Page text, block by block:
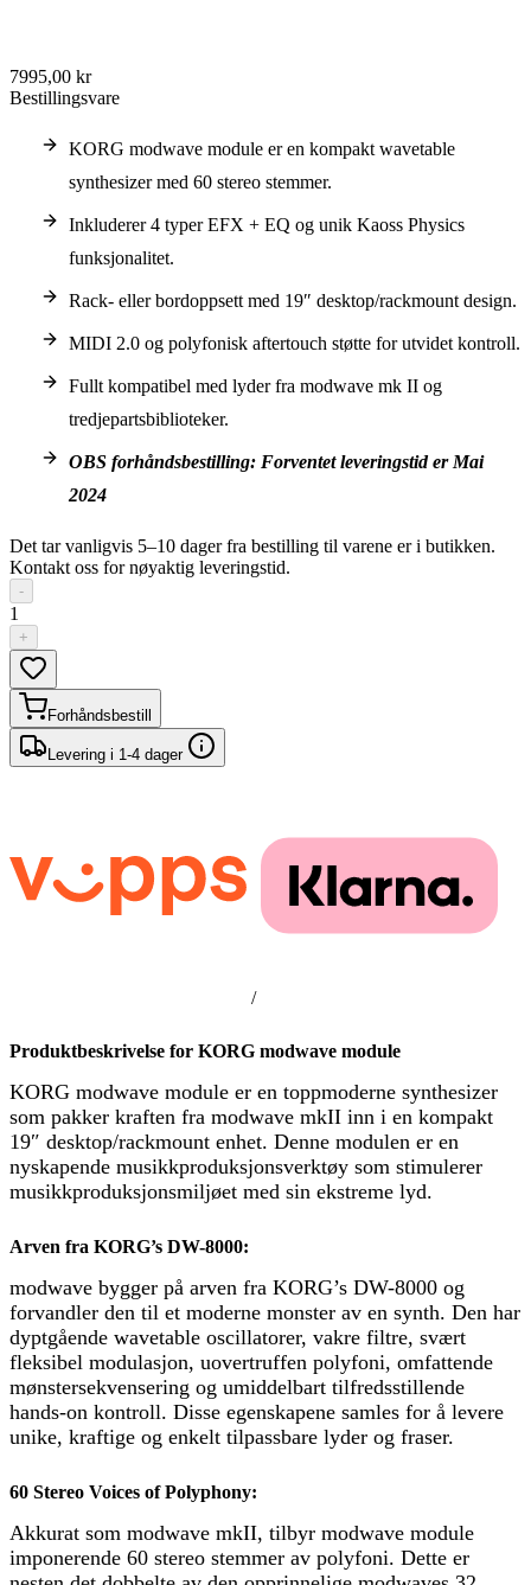
7995,00 kr
Bestillingsvare
KORG modwave module er en kompakt wavetable
synthesizer med 60 stereo stemmer.
Inkluderer 4 typer EFX + EQ og unik Kaoss Physics
funksjonalitet.
Rack- eller bordoppsett med 19″ desktop/rackmount design.
MIDI 2.0 og polyfonisk aftertouch støtte for utvidet kontroll.
Fullt kompatibel med lyder fra modwave mk II og
tredjepartsbiblioteker.
OBS forhåndsbestilling: Forventet leveringstid er Mai
2024
Det tar vanligvis 5–10 dager fra bestilling til varene er i butikken.
Kontakt oss for nøyaktig leveringstid.
-
1
+
Forhåndsbestill
Levering i 1-4 dager
/
Produktbeskrivelse for KORG modwave module
KORG modwave module er en toppmoderne synthesizer
som pakker kraften fra modwave mkII inn i en kompakt
19″ desktop/rackmount enhet. Denne modulen er en
nyskapende musikkproduksjonsverktøy som stimulerer
musikkproduksjonsmiljøet med sin ekstreme lyd.
Arven fra KORG’s DW-8000:
modwave bygger på arven fra KORG’s DW-8000 og
forvandler den til et moderne monster av en synth. Den har
dyptgående wavetable oscillatorer, vakre filtre, svært
fleksibel modulasjon, uovertruffen polyfoni, omfattende
mønstersekvensering og umiddelbart tilfredsstillende
hands-on kontroll. Disse egenskapene samles for å levere
unike, kraftige og enkelt tilpassbare lyder og fraser.
60 Stereo Voices of Polyphony:
Akkurat som modwave mkII, tilbyr modwave module
imponerende 60 stereo stemmer av polyfoni. Dette er